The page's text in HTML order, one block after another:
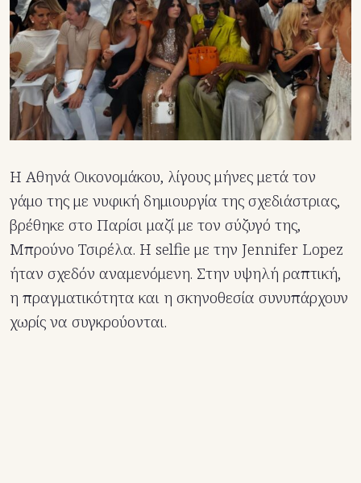
Η Αθηνά Οικονομάκου, λίγους μήνες μετά τον
γάμο της με νυφική δημιουργία της σχεδιάστριας,
βρέθηκε στο Παρίσι μαζί με τον σύζυγό της,
Μπρούνο Τσιρέλα. Η selfie με την Jennifer Lopez
ήταν σχεδόν αναμενόμενη. Στην υψηλή ραπτική,
η πραγματικότητα και η σκηνοθεσία συνυπάρχουν
χωρίς να συγκρούονται.